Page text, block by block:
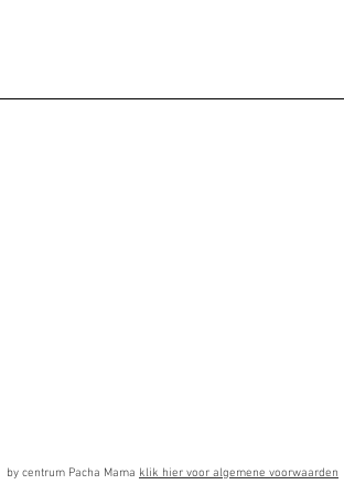
centrum Pacha Mama klik hier voor algemene voorwaarden